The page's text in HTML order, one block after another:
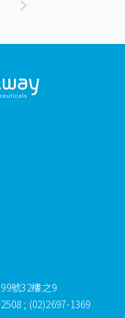
號32樓之9
; (02)2697-1369